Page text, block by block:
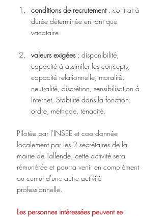
conditions de recrutement : contrat à
durée déterminée en tant que
vacataire
valeurs exigées : disponibilité,
capacité à assimiler les concepts,
capacité relationnelle, moralité,
neutralité, discrétion, sensibilisation à
Internet, Stabilité dans la fonction,
ordre, méthode, ténacité.
Pilotée par l'INSEE et coordonnée
localement par les 2 secrétaires de la
mairie de Tallende, cette activité sera
rémunérée et pourra venir en complément
ou cumul d'une autre activité
professionnelle.
Les personnes intéressées peuvent se